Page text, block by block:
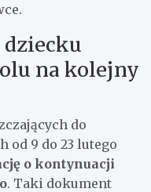
dziecku
na kolejny
do
od 9 do 23 lutego
o kontynuacji
. Taki dokument